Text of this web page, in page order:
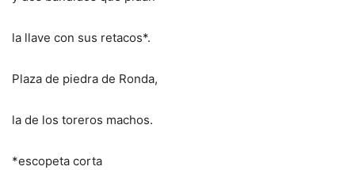
la llave con sus retacos*.
Plaza de piedra de Ronda,
la de los toreros machos.
*escopeta corta